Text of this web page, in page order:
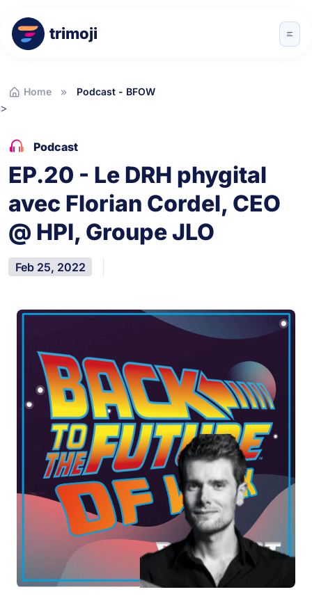
trimoji
Home Podcast - BFOW
>
Podcast
EP.20 - Le DRH phygital
avec Florian Cordel, CEO
@ HPI, Groupe JLO
Feb 25, 2022